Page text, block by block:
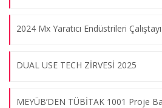
2024 Mx Yaratıcı Endüstrileri Çalıştayı
DUAL USE TECH ZİRVESİ 2025
MEYÜB’DEN TÜBİTAK 1001 Proje
Kara Kuvvetleri İkmal, Maliye ve